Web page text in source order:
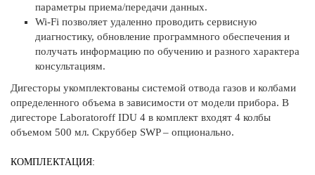
параметры приема/передачи данных.
Wi-Fi позволяет удаленно проводить сервисную
диагностику, обновление программного обеспечения и
получать информацию по обучению и разного характера
консультациям.
Дигесторы укомплектованы системой отвода газов и колбами
определенного объема в зависимости от модели прибора. В
дигесторе Laboratoroff IDU 4 в комплект входят 4 колбы
объемом 500 мл. Скруббер SWP – опционально.
КОМПЛЕКТАЦИЯ: